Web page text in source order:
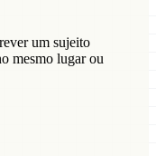
um sujeito
mesmo lugar ou